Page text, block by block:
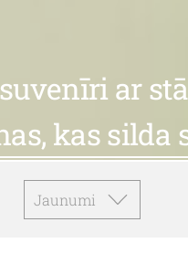
ar
kas silda
Jaunumi